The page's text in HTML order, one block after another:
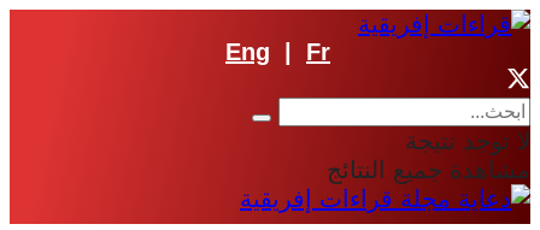
Eng Fr
لا توجد نتيجة
مشاهدة جميع النتائج